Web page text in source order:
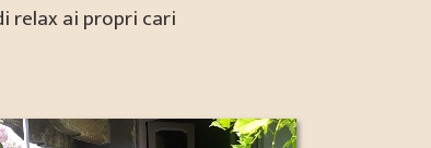
relax ai propri cari